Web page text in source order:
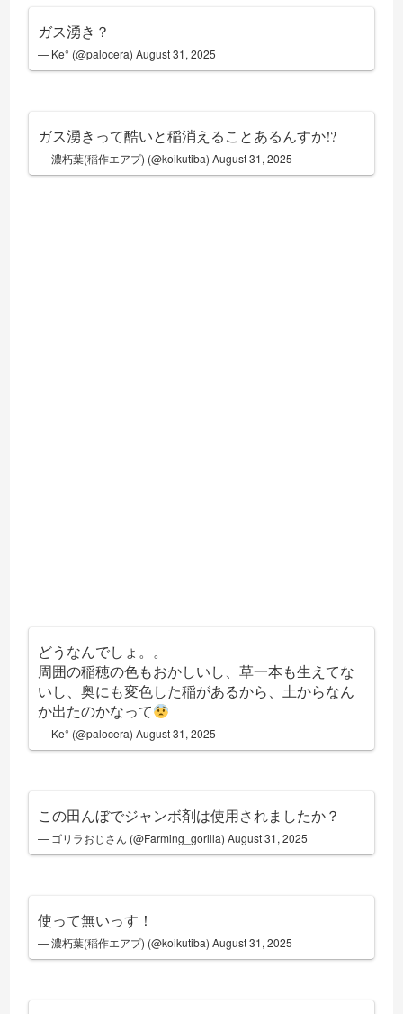
ガス湧き？
— Ke° (@palocera)August 31, 2025
ガス湧きって酷いと稲消えることあるんすか!?
— 濃朽葉(稲作エアプ) (@koikutiba)August 31, 2025
どうなんでしょ。。
周囲の稲穂の色もおかしいし、草一本も生えてな
いし、奥にも変色した稲があるから、土からなん
か出たのかなって
— Ke° (@palocera)August 31, 2025
この田んぼでジャンボ剤は使用されましたか？
— ゴリラおじさん (@Farming_gorilla)August 31, 2025
使って無いっす！
— 濃朽葉(稲作エアプ) (@koikutiba)August 31, 2025